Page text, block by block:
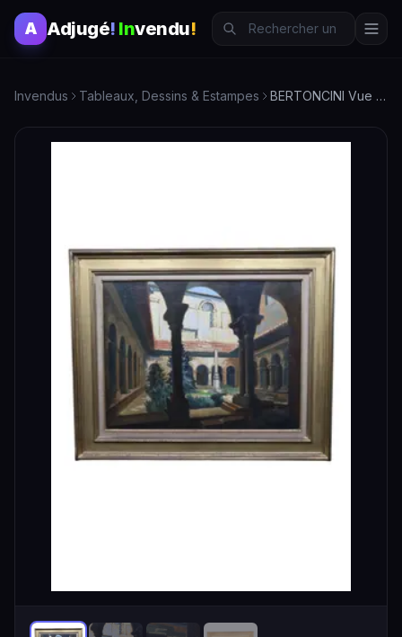
A Adjugé! Invendu!
Invendus Tableaux, Dessins & Estampes BERTONCINI Vue de cloître - Tableau XXe siècle